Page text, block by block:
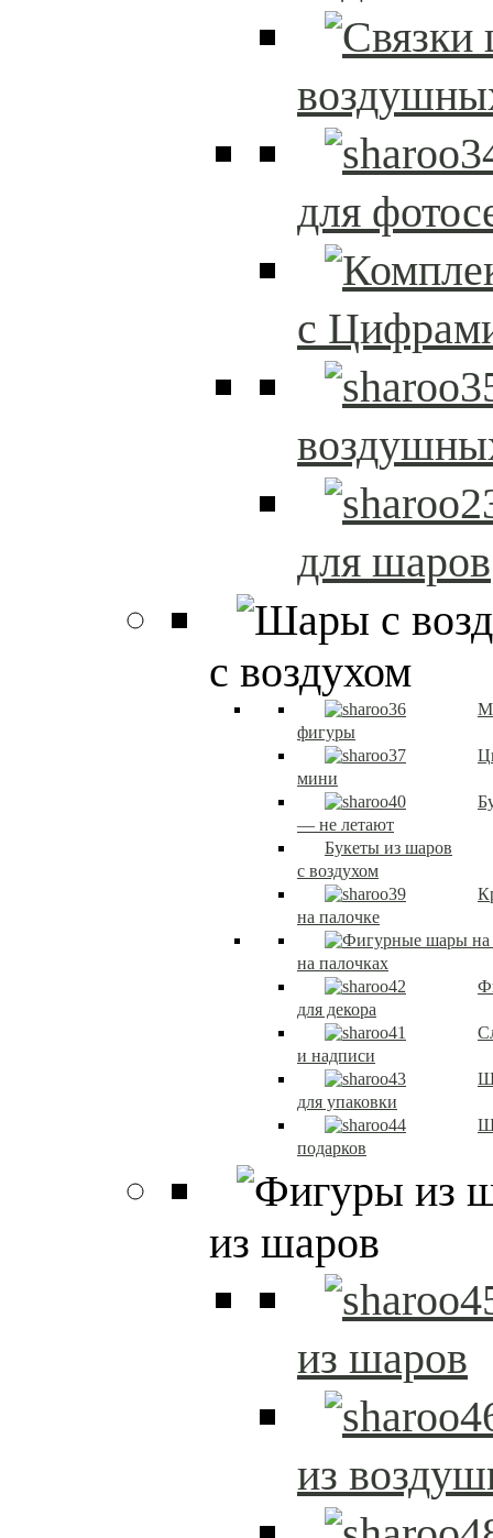
для
с
для шаров
с воздухом
фигуры
мини
— не летают
Букеты из шаров
с воздухом
на палочке
на палочках
для декора
и надписи
для упаковки
подарков
из шаров
из шаров
из